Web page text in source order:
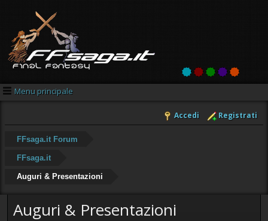
Menu principale
Accedi Registrati
FFsaga.it Forum
FFsaga.it
Auguri & Presentazioni
Auguri & Presentazioni